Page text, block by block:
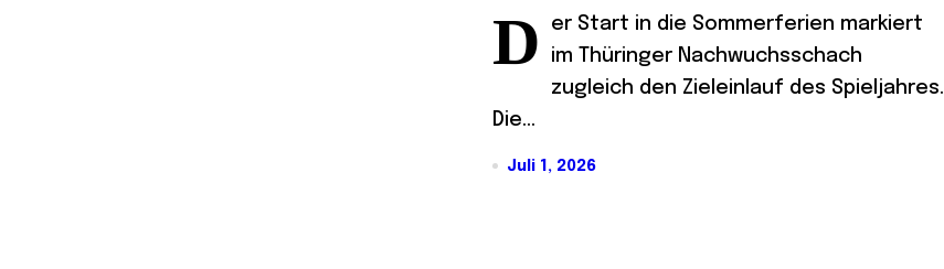
D
er Start in die Sommerferien markiert
im Thüringer Nachwuchsschach
zugleich den Zieleinlauf des Spieljahres.
Die...
Juli 1, 2026